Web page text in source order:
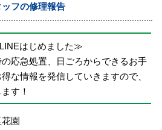
ッフの修理報告
はじめました≫
応急処置、日ごろからできるお手
な情報を発信していきますので、
す！
花園